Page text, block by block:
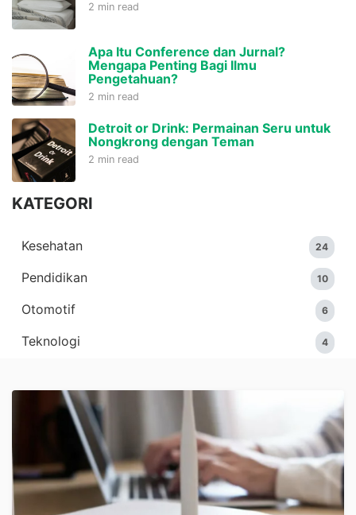
2 min read
Apa Itu Conference dan Jurnal?
Mengapa Penting Bagi Ilmu
Pengetahuan?
2 min read
Detroit or Drink: Permainan Seru untuk
Nongkrong dengan Teman
2 min read
KATEGORI
Kesehatan 24
Pendidikan 10
Otomotif 6
Teknologi 4